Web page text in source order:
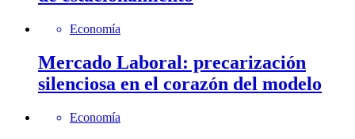
Economía
Mercado Laboral: precarización
silenciosa en el corazón del modelo
Economía